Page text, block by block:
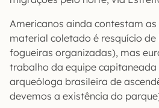
Americanos ainda contestam
material coletado é resquício de
fogueiras organizadas), mas
trabalho da equipe capitaneada
arqueóloga brasileira de
devemos a existência do